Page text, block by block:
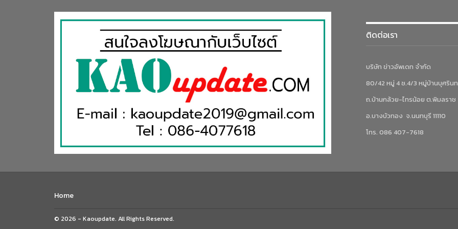
ติดต่อเรา
บริษัท ข่าวอัพเดท จำกัด
80/42 หมู่ 4 ซ.4/3 หมู่บ้านบุศริน
ถ.บ้านกล้วย-ไทรน้อย ต.พิมลราช
อ.บางบัวทอง จ.นนทบุรี 11110
โทร. 086 407-7618
Home
© 2026 - Kaoupdate. All Rights Reserved.